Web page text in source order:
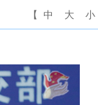
【 中 大 小